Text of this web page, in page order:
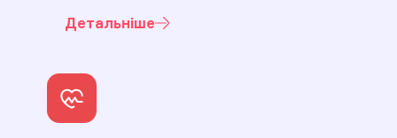
здійснюють
транспортних
засобів
Детальніше